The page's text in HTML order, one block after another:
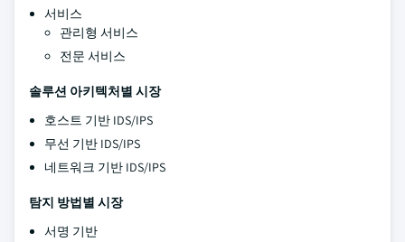
서비스
관리형 서비스
전문 서비스
솔루션 아키텍처별 시장
호스트 기반 IDS/IPS
무선 기반 IDS/IPS
네트워크 기반 IDS/IPS
탐지 방법별 시장
서명 기반